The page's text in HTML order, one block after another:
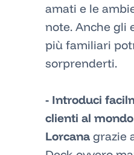
amati e le
note. Anche gli
più familiari
sorprenderti.
- Introduci
clienti al
Lorcana grazie